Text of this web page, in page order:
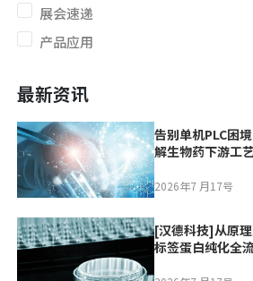
展会速递
产品应用
最新资讯
告别单机PLC困
解生物药下游工
2026年7 月17号
[汉德科技]从原
标签蛋白纯化全